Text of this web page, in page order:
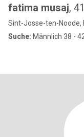
fatima musaj, 41
Sint-Josse-ten-Noode,
Suche: Männlich 38 -